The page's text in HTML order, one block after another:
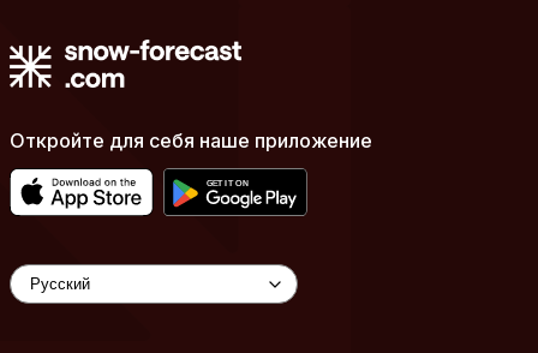
Откройте для себя наше приложение